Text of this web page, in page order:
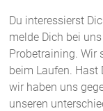
Du interessierst
melde Dich bei
Probetraining. Wir
beim Laufen.
wir haben uns
unseren